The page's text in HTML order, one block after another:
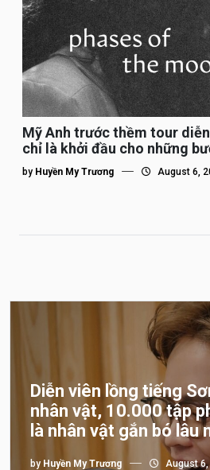
Mỹ Anh trước thềm tour
chỉ là khởi đầu cho những
tôi”
by Huyền My Trương August 6,
Diễn viên lồng tiếng
nhân vật, 10.000 tập
là nhân vật gắn bó lâu
by Huyền My Trương August 6,